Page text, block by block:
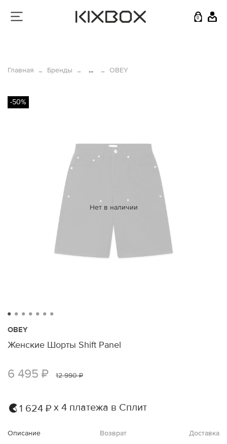
0
Главная Бренды ... OBEY
Нет в наличии
-50%
OBEY
Женские Шорты Shift Panel
6 495 ₽ 12 990 ₽
1 624 ₽ х 4 платежа в Сплит
Описание Возврат Доставка